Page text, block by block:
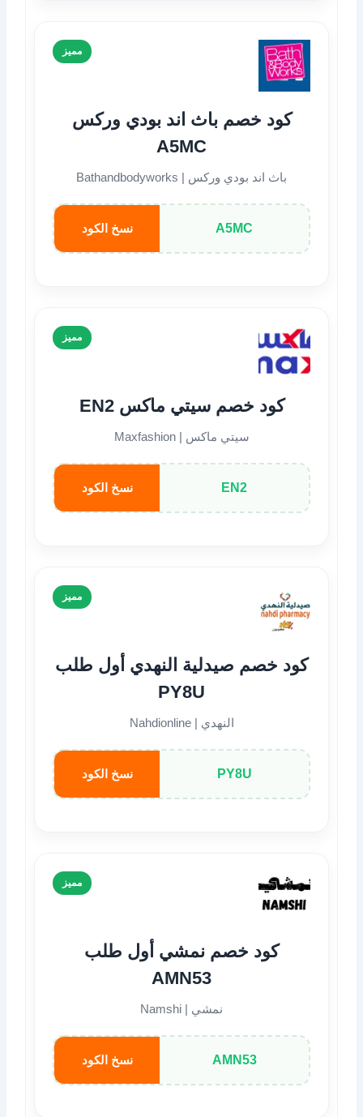
مميز
كود خصم باث اند بودي وركس
A5MC
باث اند بودي وركس | Bathandbodyworks
A5MC نسخ الكود
مميز
كود خصم سيتي ماكس EN2
سيتي ماكس | Maxfashion
EN2 نسخ الكود
مميز
كود خصم صيدلية النهدي أول طلب
PY8U
النهدي | Nahdionline
PY8U نسخ الكود
مميز
كود خصم نمشي أول طلب
AMN53
نمشي | Namshi
AMN53 نسخ الكود